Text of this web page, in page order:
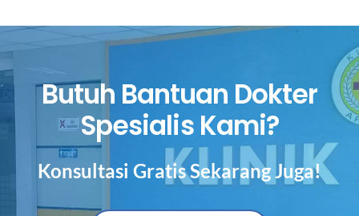
Butuh Bantuan Dokter
Spesialis Kami?
Konsultasi Gratis Sekarang Juga!